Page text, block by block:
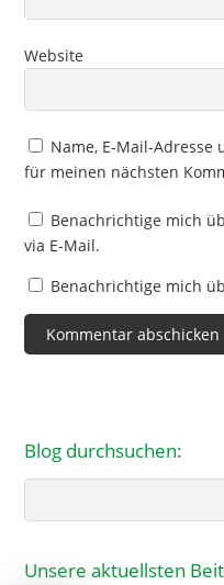
Website
Name, E-Mail-
für meinen nächsten
Benachrichtige mich
via E-Mail.
Benachrichtige mich
Blog durchsuchen:
Unsere aktuellsten